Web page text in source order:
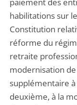
habilitations sur
Constitution
réforme du
retraite
modernisation
supplémentaire
deuxième, à la